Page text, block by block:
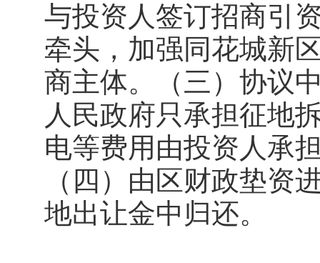
与投资人签订招商引
牵头，加强同花城新
商主体。（三）协议
人民政府只承担征地
电等费用由投资人承
（四）由区财政垫资
地出让金中归还。